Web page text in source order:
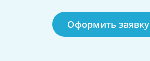
Оформить заявку